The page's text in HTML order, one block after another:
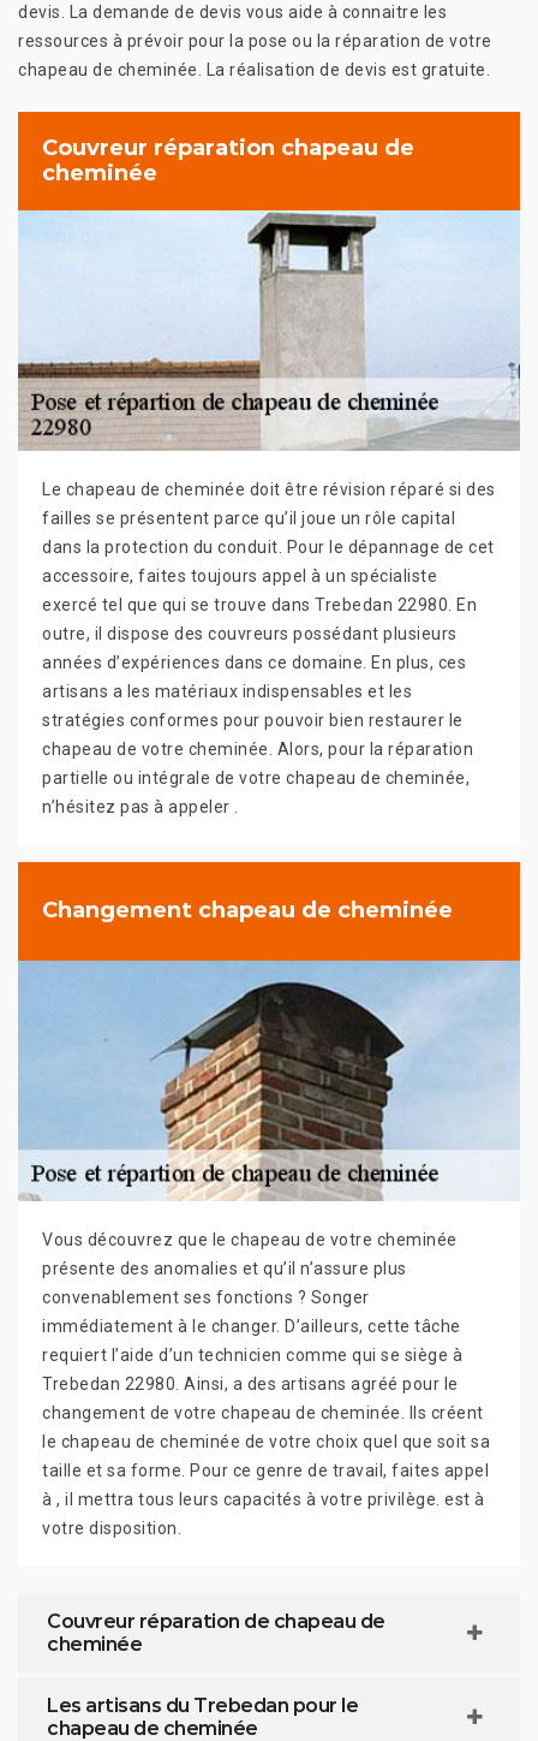
devis. La demande de devis vous aide à connaitre les
ressources à prévoir pour la pose ou la réparation de votre
chapeau de cheminée. La réalisation de devis est gratuite.
Couvreur réparation chapeau de
cheminée
Le chapeau de cheminée doit être révision réparé si des
failles se présentent parce qu’il joue un rôle capital
dans la protection du conduit. Pour le dépannage de cet
accessoire, faites toujours appel à un spécialiste
exercé tel que qui se trouve dans Trebedan 22980. En
outre, il dispose des couvreurs possédant plusieurs
années d’expériences dans ce domaine. En plus, ces
artisans a les matériaux indispensables et les
stratégies conformes pour pouvoir bien restaurer le
chapeau de votre cheminée. Alors, pour la réparation
partielle ou intégrale de votre chapeau de cheminée,
n’hésitez pas à appeler .
Changement chapeau de cheminée
Vous découvrez que le chapeau de votre cheminée
présente des anomalies et qu’il n’assure plus
convenablement ses fonctions ? Songer
immédiatement à le changer. D’ailleurs, cette tâche
requiert l’aide d’un technicien comme qui se siège à
Trebedan 22980. Ainsi, a des artisans agréé pour le
changement de votre chapeau de cheminée. Ils créent
le chapeau de cheminée de votre choix quel que soit sa
taille et sa forme. Pour ce genre de travail, faites appel
à , il mettra tous leurs capacités à votre privilège. est à
votre disposition.
Couvreur réparation de chapeau de
cheminée
Les artisans du Trebedan pour le
chapeau de cheminée